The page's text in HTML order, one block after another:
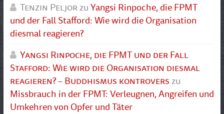
Tenzin PeljorzuYangsi Rinpoche, die FPMT
und der Fall Stafford: Wie wird die Organisation
diesmal reagieren?
Yangsi Rinpoche, die FPMT und der Fall
Stafford: Wie wird die Organisation diesmal
reagieren? – Buddhismus kontrovers zu
Missbrauch in der FPMT: Verleugnen, Angreifen und
Umkehren von Opfer und Täter